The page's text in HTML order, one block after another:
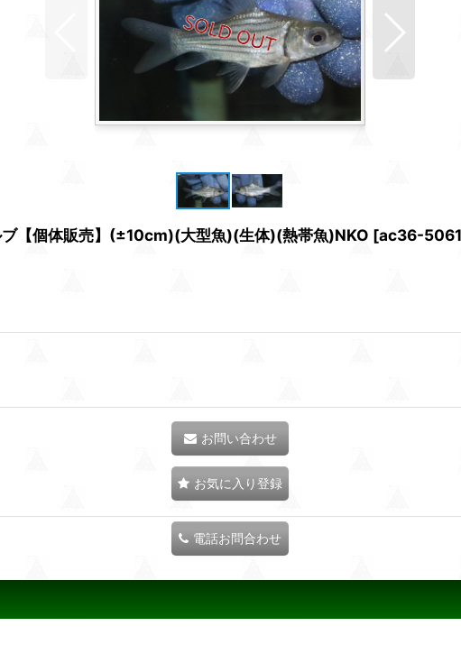
ブ【個体販売】(±10cm)(大型魚)(生体)(熱帯魚)NKO [ac36-
お問い合わせ
お気に入り登録
電話お問合わせ